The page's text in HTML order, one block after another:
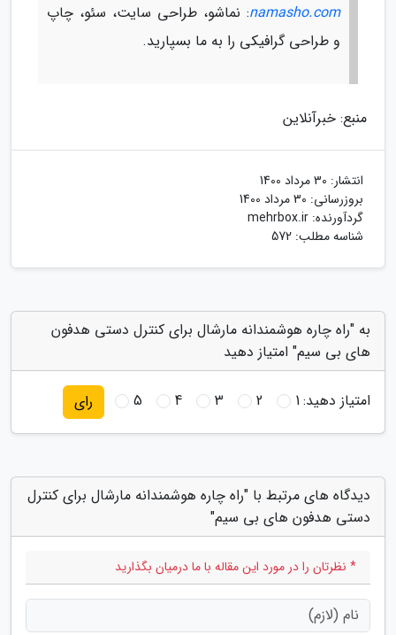
namasho.com: نماشو، طراحی سایت، سئو، چاپ
و طراحی گرافیکی را به ما بسپارید.
منبع: خبرآنلاین
انتشار: 30 مرداد 1400
بروزرسانی: 30 مرداد 1400
گردآورنده: mehrbox.ir
شناسه مطلب: 572
به "راه چاره هوشمندانه مارشال برای کنترل دستی هدفون
های بی سیم" امتیاز دهید
امتیاز دهید:1
2
3
4
5 رای
دیدگاه های مرتبط با "راه چاره هوشمندانه مارشال برای کنترل
دستی هدفون های بی سیم"
* نظرتان را در مورد این مقاله با ما درمیان بگذارید